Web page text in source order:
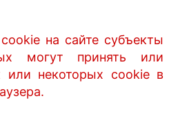
на сайте субъекты
могут принять или
или некоторых cookie в